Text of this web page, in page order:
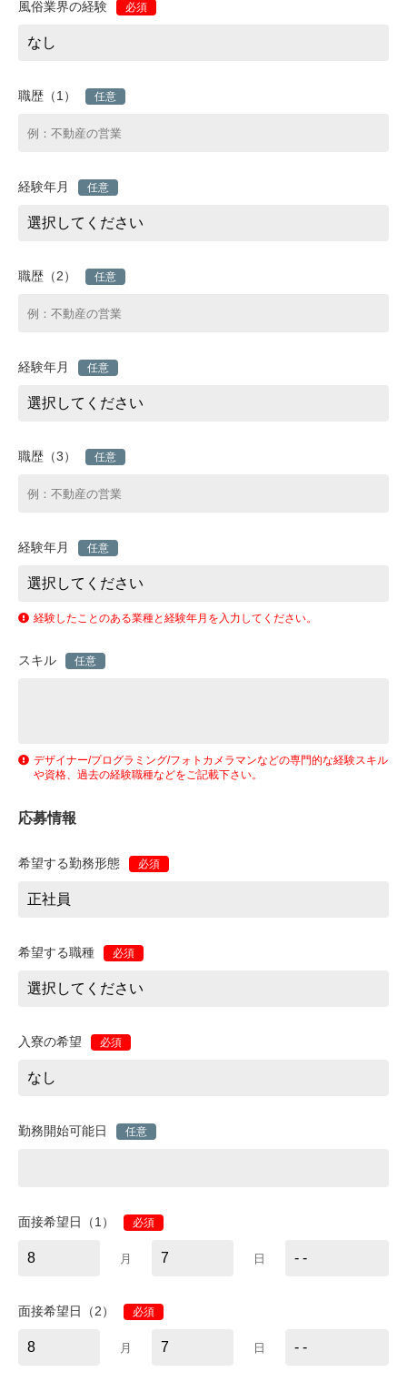
風俗業界の経験 必須
職歴（1） 任意
経験年月 任意
職歴（2） 任意
経験年月 任意
職歴（3） 任意
経験年月 任意
経験したことのある業種と経験年月を入力してください。
スキル 任意
デザイナー/プログラミング/フォトカメラマンなどの専門的な経験スキル
や資格、過去の経験職種などをご記載下さい。
応募情報
希望する勤務形態 必須
希望する職種 必須
入寮の希望 必須
勤務開始可能日 任意
面接希望日（1） 必須
月 日
面接希望日（2） 必須
月 日